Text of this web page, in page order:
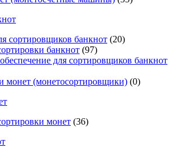
сортировщиков банкнот (20)
банкнот (97)
для сортировщиков банкнот
монет (монетосортировщики) (0)
монет (36)